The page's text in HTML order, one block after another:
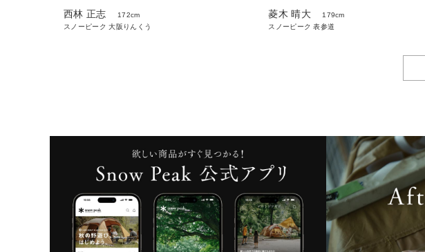
西林 正志
172cm
スノーピーク 大阪りんくう
菱木 晴大
179cm
スノーピーク 表参道